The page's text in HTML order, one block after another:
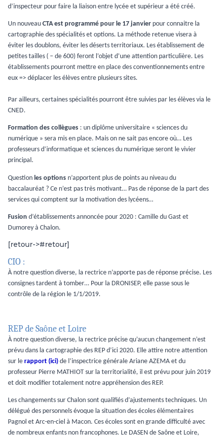
d’inspecteur pour faire la liaison entre lycée et supérieur a été créé.
Un nouveau CTA est programmé pour le 17 janvier pour connaitre la
cartographie des spécialités et options. La méthode retenue visera à
éviter les doublons, éviter les déserts territoriaux. Les établissement de
petites tailles ( – de 600) feront l’objet d’une attention particulière. Les
établissements pourront mettre en place des conventionnements entre
eux => déplacer les élèves entre plusieurs sites.
Par ailleurs, certaines spécialités pourront être suivies par les élèves via le
CNED.
Formation des collègues : un diplôme universitaire « sciences du
numérique » sera mis en place. Mais on ne sait pas encore où… Les
professeurs d’informatique et sciences du numérique seront le vivier
principal.
Question les options n’apportent plus de points au niveau du
baccalauréat ? Ce n’est pas très motivant… Pas de réponse de la part des
services qui comptent sur la motivation des lycéens…
Fusion d’établissements annoncée pour 2020 : Camille du Gast et
Dumorey à Chalon.
[retour->#retour]
CIO :
À notre question diverse, la rectrice n’apporte pas de réponse précise. Les
consignes tardent à tomber… Pour la DRONISEP, elle passe sous le
contrôle de la région le 1/1/2019.
REP de Saône et Loire
À notre question diverse, la rectrice précise qu’aucun changement n’est
prévu dans la cartographie des REP d’ici 2020. Elle attire notre attention
sur le rapport (ici) de l’inspectrice générale Ariane AZEMA et du
professeur Pierre MATHIOT sur la territorialité, il est prévu pour juin 2019
et doit modifier totalement notre appréhension des REP.
Les changements sur Chalon sont qualifiés d’ajustements techniques. Un
délégué des personnels évoque la situation des écoles élémentaires
Pagnol et Arc-en-ciel à Macon. Ces écoles sont en grande difficulté avec
de nombreux enfants non francophones. Le DASEN de Saône et Loire,